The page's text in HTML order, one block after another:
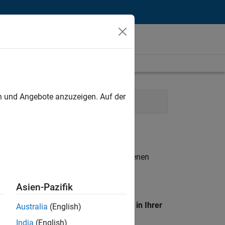
Services Legal
. Wenn Sie noch immer keine offenen
unseres
Standort, um alle Stellenangebote in Ihrer
Angebote anzuzeigen. Auf der
Asien-Pazifik
Australia (English)
India (English)